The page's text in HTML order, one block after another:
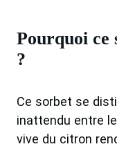
Pourquoi ce
?
Ce sorbet se
inattendu entre
vive du citron